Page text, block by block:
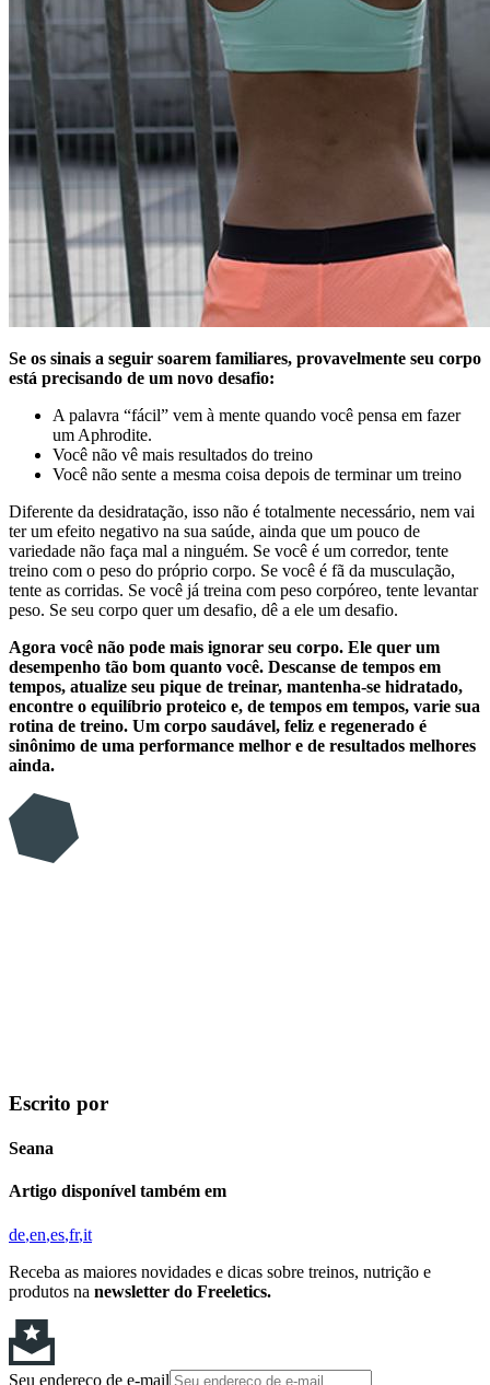
Se os sinais a seguir soarem familiares, provavelmente seu corpo
está precisando de um novo desafio:
A palavra “fácil” vem à mente quando você pensa em fazer
um Aphrodite.
Você não vê mais resultados do treino
Você não sente a mesma coisa depois de terminar um treino
Diferente da desidratação, isso não é totalmente necessário, nem vai
ter um efeito negativo na sua saúde, ainda que um pouco de
variedade não faça mal a ninguém. Se você é um corredor, tente
treino com o peso do próprio corpo. Se você é fã da musculação,
tente as corridas. Se você já treina com peso corpóreo, tente levantar
peso. Se seu corpo quer um desafio, dê a ele um desafio.
Agora você não pode mais ignorar seu corpo. Ele quer um
desempenho tão bom quanto você. Descanse de tempos em
tempos, atualize seu pique de treinar, mantenha-se hidratado,
encontre o equilíbrio proteico e, de tempos em tempos, varie sua
rotina de treino. Um corpo saudável, feliz e regenerado é
sinônimo de uma performance melhor e de resultados melhores
ainda.
Escrito por
Seana
Artigo disponível também em
de en es fr it
Receba as maiores novidades e dicas sobre treinos, nutrição e
produtos na newsletter do Freeletics.
Seu endereço de e-mail